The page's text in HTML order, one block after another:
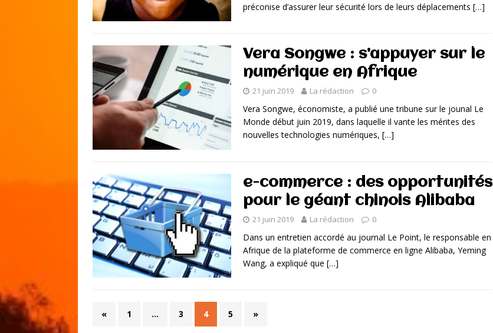
préconise d’assurer leur sécurité lors de leurs déplacements […]
Vera Songwe : s’appuyer sur le
numérique en Afrique
21 juin 2019 La rédaction 0
Vera Songwe, économiste, a publié une tribune sur le jounal Le
Monde début juin 2019, dans laquelle il vante les mérites des
nouvelles technologies numériques, […]
e-commerce : des opportunités
pour le géant chinois Alibaba
21 juin 2019 La rédaction 0
Dans un entretien accordé au journal Le Point, le responsable en
Afrique de la plateforme de commerce en ligne Alibaba, Yeming
Wang, a expliqué que […]
« 1 … 3 4 5 »